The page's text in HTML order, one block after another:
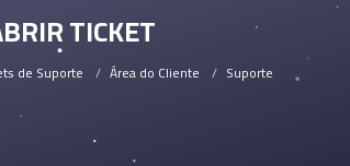
TICKET
Suporte
Área do Cliente
de Suporte